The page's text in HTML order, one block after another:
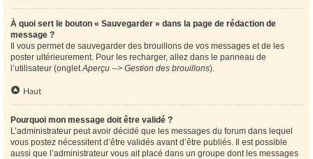
À quoi sert le bouton « Sauvegarder » dans la page de rédaction de
message ?
Il vous permet de sauvegarder des brouillons de vos messages et de les
poster ultérieurement. Pour les recharger, allez dans le panneau de
l’utilisateur (ongletAperçu --> Gestion des brouillons).
Haut
Pourquoi mon message doit être validé ?
L’administrateur peut avoir décidé que les messages du forum dans lequel
vous postez nécessitent d’être validés avant d’être publiés. Il est possible
aussi que l’administrateur vous ait placé dans un groupe dont les messages